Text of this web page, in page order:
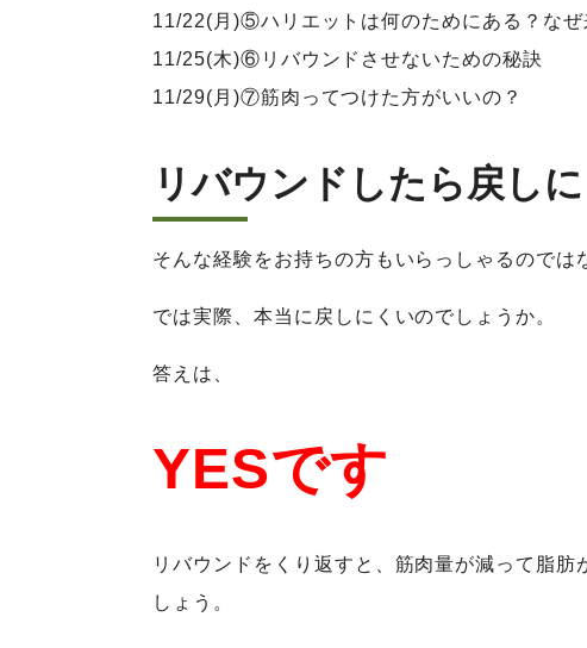
11/22(月)⑤ハリエットは何のためにある？なぜ
11/25(木)⑥リバウンドさせないための秘訣
11/29(月)⑦筋肉ってつけた方がいいの？
リバウンドしたら戻し
そんな経験をお持ちの方もいらっしゃるのでは
では実際、本当に戻しにくいのでしょうか。
答えは、
YESです
リバウンドをくり返すと、筋肉量が減って脂
しょう。